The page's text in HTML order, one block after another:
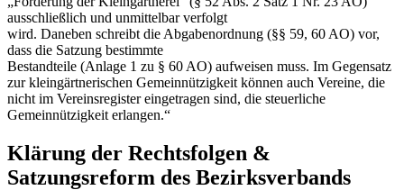
ausschließlich und unmittelbar verfolgt
wird. Daneben schreibt die Abgabenordnung (§§ 59, 60 AO) vor,
dass die Satzung bestimmte
Bestandteile (Anlage 1 zu § 60 AO) aufweisen muss. Im Gegensatz
zur kleingärtnerischen Gemeinnützigkeit können auch Vereine, die
nicht im Vereinsregister eingetragen sind, die steuerliche
Gemeinnützigkeit erlangen.“
Klärung der Rechtsfolgen &
Satzungsreform des Bezirksverbands